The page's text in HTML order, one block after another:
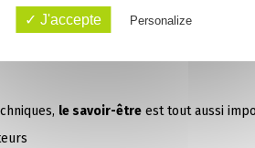
forts
le savoir-être est tout aussi
✓ J'accepte Personalize